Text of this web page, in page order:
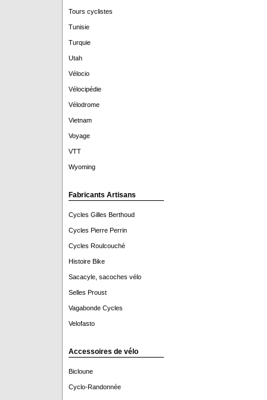
Tours cyclistes
Tunisie
Turquie
Utah
Vélocio
Vélocipédie
Vélodrome
Vietnam
Voyage
VTT
Wyoming
Fabricants Artisans
Cycles Gilles Berthoud
Cycles Pierre Perrin
Cycles Roulcouché
Histoire Bike
Sacacyle, sacoches vélo
Selles Proust
Vagabonde Cycles
Velofasto
Accessoires de vélo
Bicloune
Cyclo-Randonnée